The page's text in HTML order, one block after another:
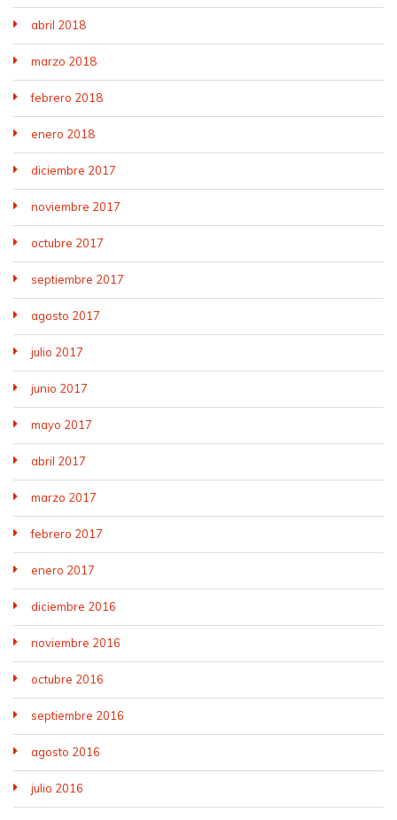
abril 2018
marzo 2018
febrero 2018
enero 2018
diciembre 2017
noviembre 2017
octubre 2017
septiembre 2017
agosto 2017
julio 2017
junio 2017
mayo 2017
abril 2017
marzo 2017
febrero 2017
enero 2017
diciembre 2016
noviembre 2016
octubre 2016
septiembre 2016
agosto 2016
julio 2016